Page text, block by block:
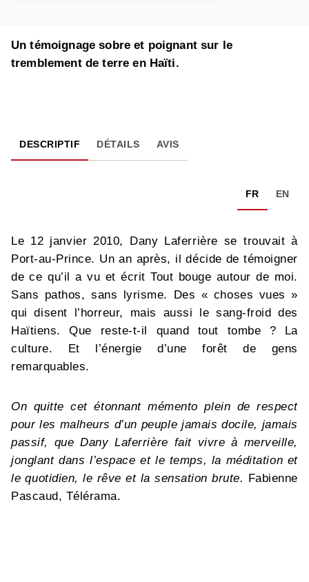
Un témoignage sobre et poignant sur le
tremblement de terre en Haïti.
DESCRIPTIF DÉTAILS AVIS
FR EN
Le 12 janvier 2010, Dany Laferrière se trouvait à
Port-au-Prince. Un an après, il décide de témoigner
de ce qu’il a vu et écrit Tout bouge autour de moi.
Sans pathos, sans lyrisme. Des « choses vues »
qui disent l’horreur, mais aussi le sang-froid des
Haïtiens. Que reste-t-il quand tout tombe ? La
culture. Et l’énergie d’une forêt de gens
remarquables.
On quitte cet étonnant mémento plein de respect
pour les malheurs d’un peuple jamais docile, jamais
passif, que Dany Laferrière fait vivre à merveille,
jonglant dans l’espace et le temps, la méditation et
le quotidien, le rêve et la sensation brute.
Fabienne
Pascaud, Télérama.